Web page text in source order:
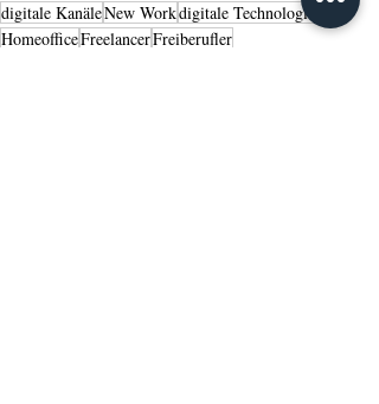
digitale KanäleNew Workdigitale Technologien
HomeofficeFreelancerFreiberufler